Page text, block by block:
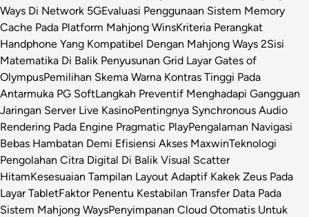
Ways Di Network 5GEvaluasi Penggunaan Sistem Memory
Cache Pada Platform Mahjong WinsKriteria Perangkat
Handphone Yang Kompatibel Dengan Mahjong Ways 2Sisi
Matematika Di Balik Penyusunan Grid Layar Gates of
OlympusPemilihan Skema Warna Kontras Tinggi Pada
Antarmuka PG SoftLangkah Preventif Menghadapi Gangguan
Jaringan Server Live KasinoPentingnya Synchronous Audio
Rendering Pada Engine Pragmatic PlayPengalaman Navigasi
Bebas Hambatan Demi Efisiensi Akses MaxwinTeknologi
Pengolahan Citra Digital Di Balik Visual Scatter
HitamKesesuaian Tampilan Layout Adaptif Kakek Zeus Pada
Layar TabletFaktor Penentu Kestabilan Transfer Data Pada
Sistem Mahjong WaysPenyimpanan Cloud Otomatis Untuk